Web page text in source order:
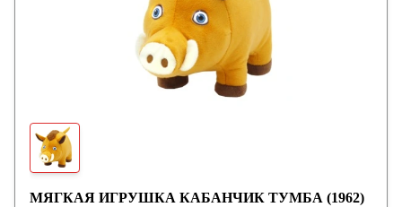
МЯГКАЯ ИГРУШКА КАБАНЧИК ТУМБА (1962)